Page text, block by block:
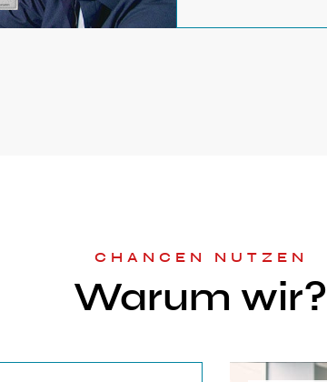
CHANCEN NUTZEN
Warum wir?